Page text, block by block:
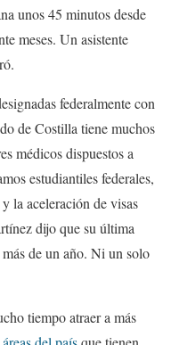
unos 45 minutos desde
meses. Un asistente
federalmente con
de Costilla tiene muchos
médicos dispuestos a
estudiantiles federales,
y la aceleración de visas
dijo que su última
de un año. Ni un solo
tiempo atraer a más